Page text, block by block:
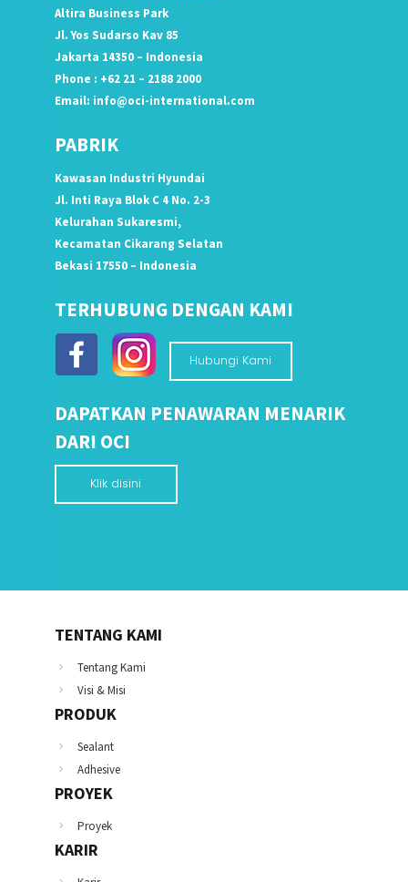
Altira Business Park
Jl. Yos Sudarso Kav 85
Jakarta 14350 – Indonesia
Phone : +62 21 – 2188 2000
Email: info@oci-international.com
PABRIK
Kawasan Industri Hyundai
Jl. Inti Raya Blok C 4 No. 2-3
Kelurahan Sukaresmi,
Kecamatan Cikarang Selatan
Bekasi 17550 – Indonesia
TERHUBUNG DENGAN KAMI
Hubungi Kami
DAPATKAN PENAWARAN MENARIK
DARI OCI
Klik disini
TENTANG KAMI
Tentang Kami
Visi & Misi
PRODUK
Sealant
Adhesive
PROYEK
Proyek
KARIR